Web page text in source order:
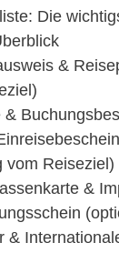
Die
&
&
vom Reiseziel)
&
&